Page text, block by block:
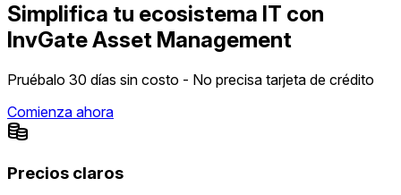
Simplifica tu ecosistema IT con
InvGate Asset Management
Pruébalo 30 días sin costo - No precisa tarjeta de crédito
Comienza ahora
Precios claros